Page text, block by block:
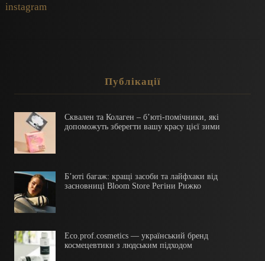
instagram
Публікації
Сквален та Колаген – б’юті-помічники, які
допоможуть зберегти вашу красу цієї зими
Б’юті багаж: кращі засоби та лайфхаки від
засновниці Bloom Store Регіни Рижко
Eco.prof.cosmetics — український бренд
космецевтики з людським підходом